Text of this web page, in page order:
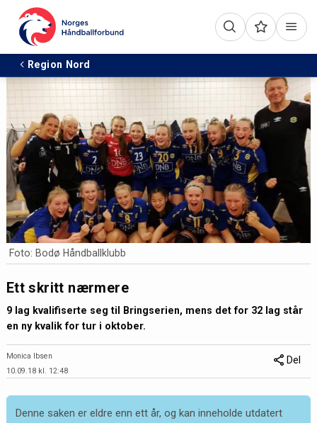
Region Nord
Foto: Bodø Håndballklubb
Ett skritt nærmere
9 lag kvalifiserte seg til Bringserien, mens det for 32 lag står
en ny kvalik for tur i oktober.
Monica Ibsen
10.09.18 kl. 12:48
Del
Denne saken er eldre enn ett år, og kan inneholde utdatert